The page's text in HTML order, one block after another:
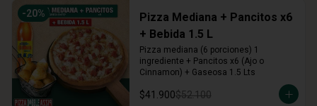
-20%
Pizza Mediana + Pancitos x6
+ Bebida 1.5 L
Pizza mediana (6 porciones) 1
ingrediente + Pancitos x6 (Ajo o
Cinnamon) + Gaseosa 1.5 Lts
$41.900$52.100